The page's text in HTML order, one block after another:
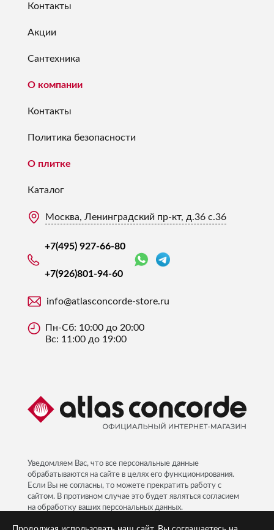
Уведомляем Вас, что все персональные данные
обрабатываются на сайте в целях его функционирования.
Если Вы не согласны, то можете прекратить работу с
сайтом. В противном случае это будет являться согласием
на обработку ваших персональных данных.
Контакты
Акции
Сантехника
О компании
Контакты
Политика безопасности
О плитке
Каталог
Москва, Ленинградский пр-кт, д.36 с.36
+7(495) 927-66-80
+7(926)801-94-60
info@atlasconcorde-store.ru
Пн-Сб: 10:00 до 20:00
Вс: 11:00 до 19:00